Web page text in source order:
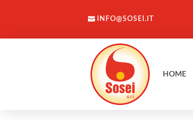
INFO@SOSEI.IT
HOME